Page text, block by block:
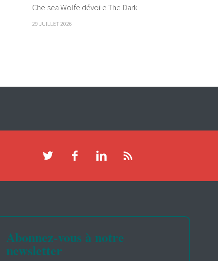
Chelsea Wolfe dévoile The Dark
29 JUILLET 2026
Abonnez-vous à notre
newsletter